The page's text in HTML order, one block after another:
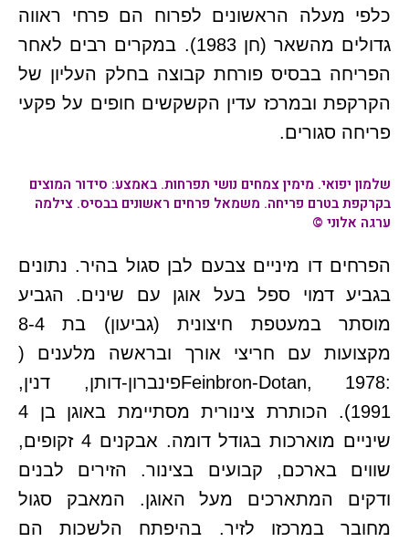
כלפי מעלה הראשונים לפרוח הם פרחי ראווה
גדולים מהשאר (חן 1983). במקרים רבים לאחר
הפריחה בבסיס פורחת קבוצה בחלק העליון של
הקרקפת ובמרכז עדין הקשקשים חופים על פקעי
פריחה סגורים.
שלמון יפואי. מימין צמחים נושי תפרחות. באמצע: סידור המוצים
בקרקפת בטרם פריחה. משמאל פרחים ראשונים בבסיס. צילמה
ערגה אלוני ©
הפרחים דו מיניים צבעם לבן סגול בהיר. נתונים
בגביע דמוי ספל בעל אוגן עם שינים. הגביע
מוסתר במעטפת חיצונית (גביעון) בת 8-4
מקצועות עם חריצי אורך ובראשה מלענים (
:Feinbron-Dotan, 1978פינברון-דותן, דנין,
1991). הכותרת צינורית מסתיימת באוגן בן 4
שיניים מוארכות בגודל דומה. אבקנים 4 זקופים,
שווים בארכם, קבועים בצינור. הזירים לבנים
ודקים המתארכים מעל האוגן. המאבק סגול
מחובר במרכזו לזיר. בהיפתח הלשכות הם